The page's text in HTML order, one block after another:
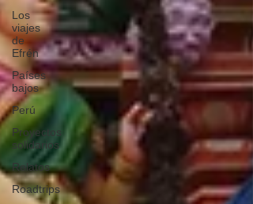
Los
viajes
de
Efrén
Países
bajos
Perú
Proyectos
solidarios
Relatos
Roadtrips